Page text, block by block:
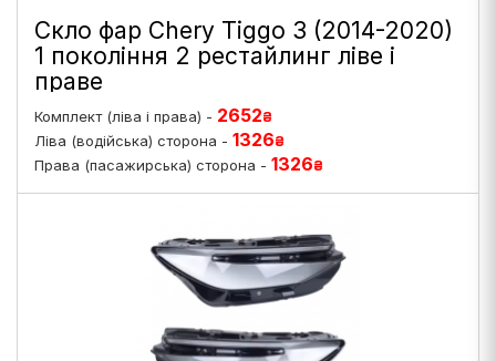
Скло фар Chery Tiggo 3 (2014-2020)
1 покоління 2 рестайлинг ліве і
праве
Комплект (ліва і права) - 2652₴
Ліва (водійська) сторона - 1326₴
Права (пасажирська) сторона - 1326₴